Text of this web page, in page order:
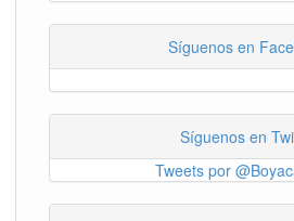
Síguenos en
Síguenos en
Tweets por